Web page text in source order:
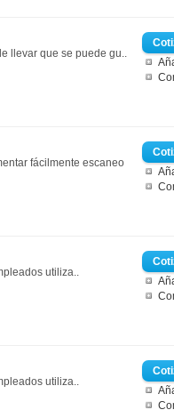
llevar que se puede gu..
fácilmente escaneo
utiliza..
utiliza..